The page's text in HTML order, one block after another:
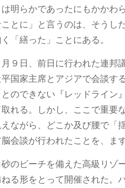
は明らかであったにもかか
とに」と言うのは、そうし
「繕った」ことにある。
９日、前日に行われた連邦
国家主席とアジアで会談す
のできない『レッドライ
れる。しかし、ここで重要
ながら、どこか及び腰で「
会談が行われたことを、ま
のビーチを備えた高級リゾ
る形をとって開催された。